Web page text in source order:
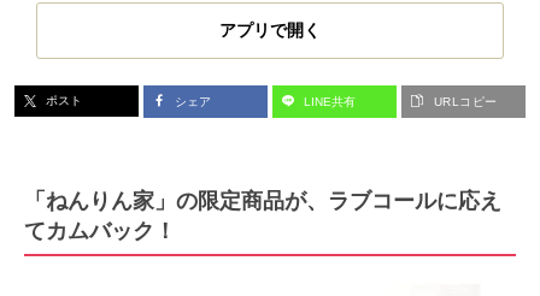
アプリで開く
ポスト シェア LINE共有 URLコピー
「ねんりん家」の限定商品が、ラブコールに応え
てカムバック！